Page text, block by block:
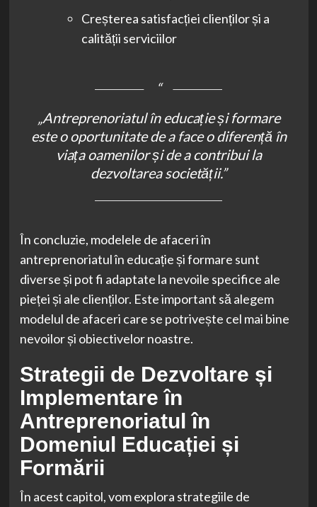
Creșterea satisfacției clienților și a
calității serviciilor
„Antreprenoriatul în educație și formare
este o oportunitate de a face o diferență în
viața oamenilor și de a contribui la
dezvoltarea societății.”
În concluzie, modelele de afaceri în
antreprenoriatul în educație și formare sunt
diverse și pot fi adaptate la nevoile specifice ale
pieței și ale clienților. Este important să alegem
modelul de afaceri care se potrivește cel mai bine
nevoilor și obiectivelor noastre.
Strategii de Dezvoltare și
Implementare în
Antreprenoriatul în
Domeniul Educației și
Formării
În acest capitol, vom explora strategiile de